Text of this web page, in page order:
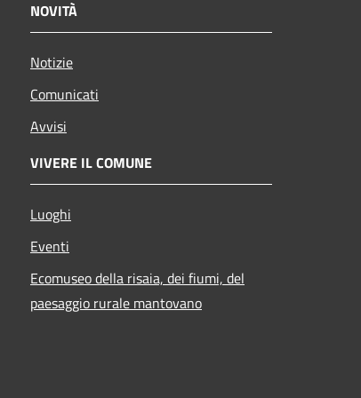
NOVITÀ
Notizie
Comunicati
Avvisi
VIVERE IL COMUNE
Luoghi
Eventi
Ecomuseo della risaia, dei fiumi, del
paesaggio rurale mantovano